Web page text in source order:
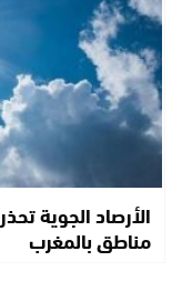
الأرصاد الجوية
مناطق بالمغرب